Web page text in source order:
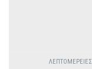
ΛΕΠΤΟΜΈΡΕΙΕΣ